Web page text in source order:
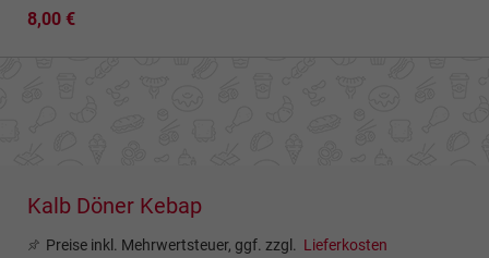
8,00 €
Kalb Döner Kebap
Preise inkl. Mehrwertsteuer, ggf. zzgl. Lieferkosten